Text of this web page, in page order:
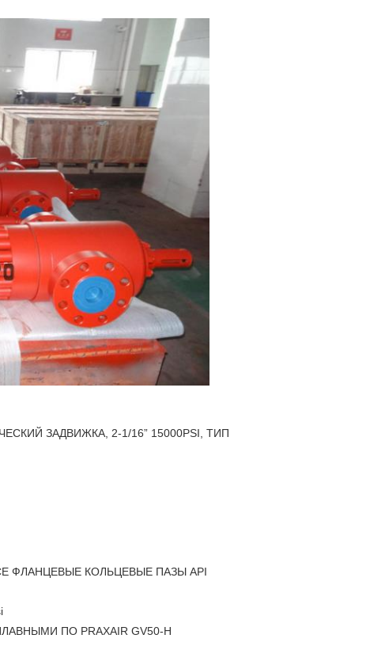
ЗАДВИЖКА, 2-1/16” 15000PSI, ТИП
ФЛАНЦЕВЫЕ КОЛЬЦЕВЫЕ ПАЗЫ API
ПО PRAXAIR GV50-H